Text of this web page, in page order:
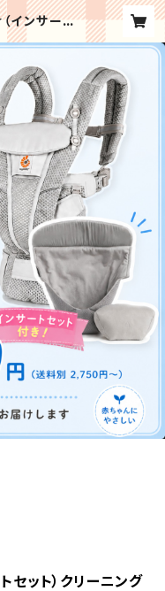
ンサート
ズぽけっと
ット）クリーニング